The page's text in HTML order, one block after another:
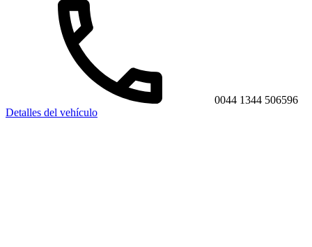
0044 1344 506596
Detalles del vehículo